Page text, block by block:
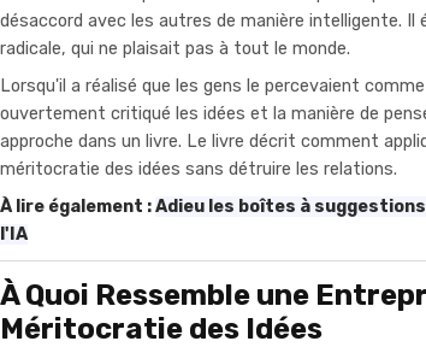
désaccord avec les autres de manière intelligente.
radicale, qui ne plaisait pas à tout le monde.
Lorsqu'il a réalisé que les gens le percevaient
ouvertement critiqué les idées et la manière de
approche dans un livre. Le livre décrit comment
méritocratie des idées sans détruire les relations.
À lire également :Adieu les boîtes à
l'IA
À Quoi Ressemble une
Méritocratie des Idées